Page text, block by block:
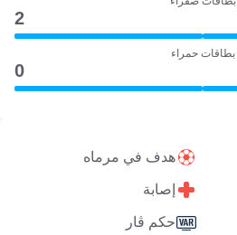
2
بطاقات حمراء
0
هدف في مرماه
إصابة
حكم ڤار